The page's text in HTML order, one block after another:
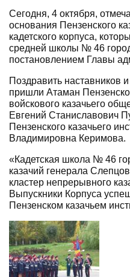
Сегодня, 4 октября,
основания Пензенского
кадетского корпуса,
средней школы № 46
постановлением Главы
Поздравить наставников
пришли Атаман
войскового казачьего
Евгений Станиславович
Пензенского казачьего
Владимировна Керимова.
«Кадетская школа № 46
казачий генерала
кластер непрерывного
Выпускники Корпуса
Пензенском казачьем